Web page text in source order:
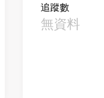
追蹤數
無資料